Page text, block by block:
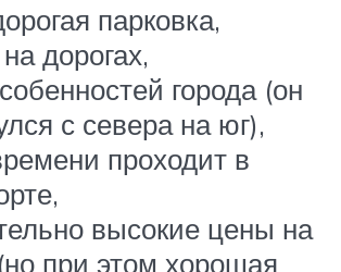
парковка,
дорогах,
города (он
с севера на юг),
проходит в
высокие цены на
при этом хорошая